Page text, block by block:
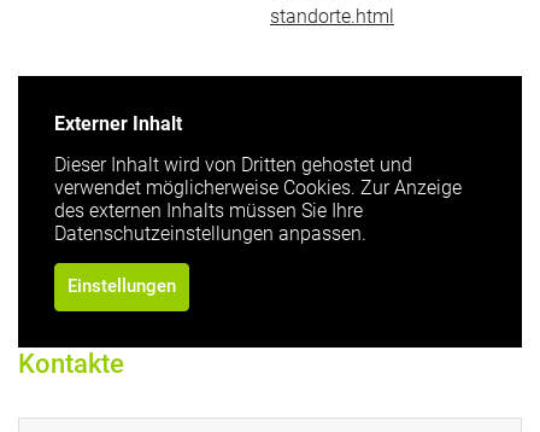
standorte.html
Externer Inhalt
Dieser Inhalt wird von Dritten gehostet und
verwendet möglicherweise Cookies. Zur Anzeige
des externen Inhalts müssen Sie Ihre
Datenschutzeinstellungen anpassen.
Einstellungen
Kontakte